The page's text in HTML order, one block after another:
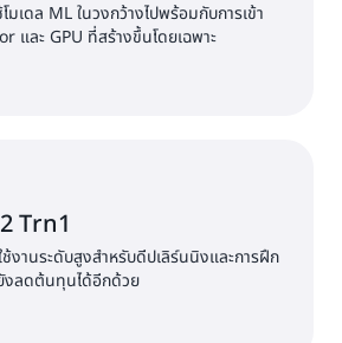
มเดล ML ในวงกว้างไปพร้อมกับการเข้า
และ GPU ที่สร้างขึ้นโดยเฉพาะ
Trn1
งานระดับสูงสำหรับดีปเลิร์นนิงและการฝึก
งลดต้นทุนได้อีกด้วย